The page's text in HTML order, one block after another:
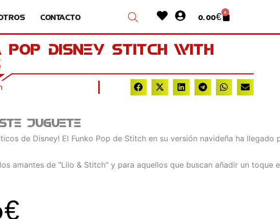
Contacto HeartUser-
circle
0.00€ 0
Cart
POP Disney Stitch with
juguete
de Disney! El Funko Pop de Stitch en su versión navideña ha
amantes de "Lilo & Stitch" y para aquellos que buscan añadir un
€